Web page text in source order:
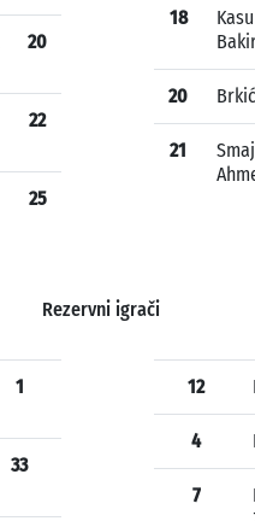
20
22
25
18
20
21
Rezervni igrači
1
33
12
4
7